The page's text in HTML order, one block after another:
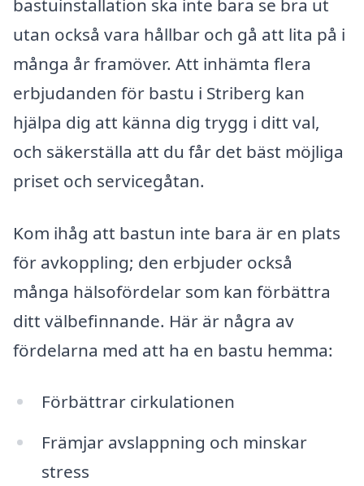
bastuinstallation ska inte bara se bra ut
utan också vara hållbar och gå att lita på i
många år framöver. Att inhämta flera
erbjudanden för bastu i Striberg kan
hjälpa dig att känna dig trygg i ditt val,
och säkerställa att du får det bäst möjliga
priset och servicegåtan.
Kom ihåg att bastun inte bara är en plats
för avkoppling; den erbjuder också
många hälsofördelar som kan förbättra
ditt välbefinnande. Här är några av
fördelarna med att ha en bastu hemma:
Förbättrar cirkulationen
Främjar avslappning och minskar
stress